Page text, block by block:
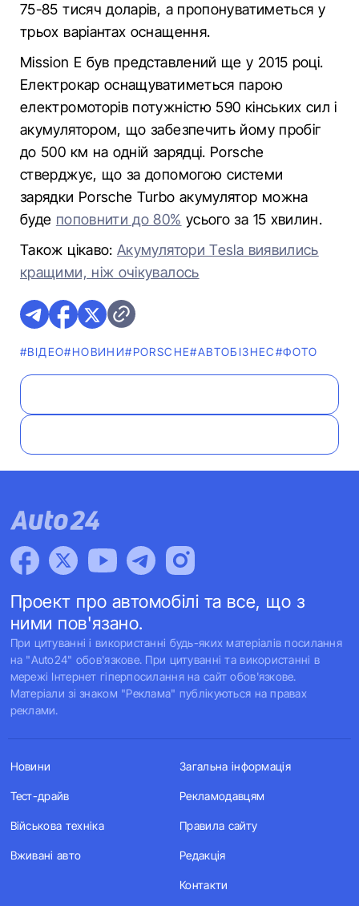
75-85 тисяч доларів, а пропонуватиметься у
трьох варіантах оснащення.
Mission E був представлений ще у 2015 році.
Електрокар оснащуватиметься парою
електромоторів потужністю 590 кінських сил і
акумулятором, що забезпечить йому пробіг
до 500 км на одній зарядці. Porsche
стверджує, що за допомогою системи
зарядки Porsche Turbo акумулятор можна
буде поповнити до 80% усього за 15 хвилин.
Також цікаво:Акумулятори Tesla виявились
кращими, ніж очікувалось
#ВІДЕО#НОВИНИ#PORSCHE#АВТОБІЗНЕС#ФОТО
Проект про автомобілі та все, що з
ними пов'язано.
При цитуванні і використанні будь-яких матеріалів посилання
на "Auto24" обов'язкове. При цитуванні та використанні в
мережі Інтернет гіперпосилання на сайт обов'язкове.
Матеріали зі знаком "Реклама" публікуються на правах
реклами.
Новини
Тест-драйв
Військова техніка
Вживані авто
Загальна інформація
Рекламодавцям
Правила сайту
Редакція
Контакти